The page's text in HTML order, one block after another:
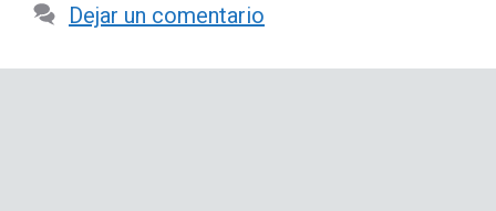
Dejar un comentario